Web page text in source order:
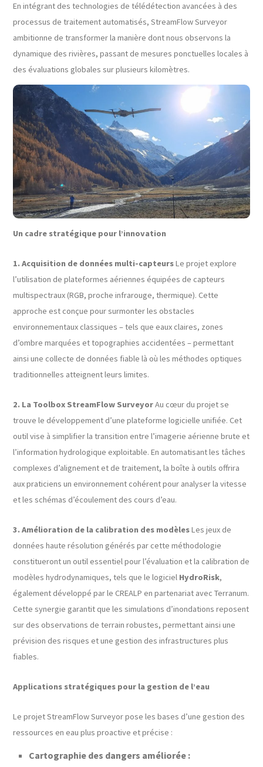
En intégrant des technologies de télédétection avancées à des
processus de traitement automatisés, StreamFlow Surveyor
ambitionne de transformer la manière dont nous observons la
dynamique des rivières, passant de mesures ponctuelles locales à
des évaluations globales sur plusieurs kilomètres.
Un cadre stratégique pour l’innovation
1. Acquisition de données multi-capteursLe projet explore
l’utilisation de plateformes aériennes équipées de capteurs
multispectraux (RGB, proche infrarouge, thermique). Cette
approche est conçue pour surmonter les obstacles
environnementaux classiques – tels que eaux claires, zones
d’ombre marquées et topographies accidentées – permettant
ainsi une collecte de données fiable là où les méthodes optiques
traditionnelles atteignent leurs limites.
2. La Toolbox StreamFlow SurveyorAu cœur du projet se
trouve le développement d’une plateforme logicielle unifiée. Cet
outil vise à simplifier la transition entre l’imagerie aérienne brute et
l’information hydrologique exploitable. En automatisant les tâches
complexes d’alignement et de traitement, la boîte à outils offrira
aux praticiens un environnement cohérent pour analyser la vitesse
et les schémas d’écoulement des cours d’eau.
3. Amélioration de la calibration des modèlesLes jeux de
données haute résolution générés par cette méthodologie
constitueront un outil essentiel pour l’évaluation et la calibration de
modèles hydrodynamiques, tels que le logiciel HydroRisk,
également développé par le CREALP en partenariat avec Terranum.
Cette synergie garantit que les simulations d’inondations reposent
sur des observations de terrain robustes, permettant ainsi une
prévision des risques et une gestion des infrastructures plus
fiables.
Applications stratégiques pour la gestion de l’eau
Le projet StreamFlow Surveyor pose les bases d’une gestion des
ressources en eau plus proactive et précise :
Cartographie des dangers améliorée :